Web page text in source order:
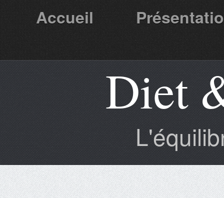
Accueil
Partenaires Diet